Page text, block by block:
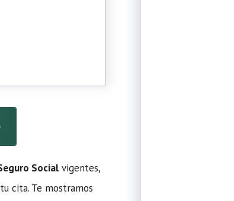
Social vigentes,
cita. Te mostramos